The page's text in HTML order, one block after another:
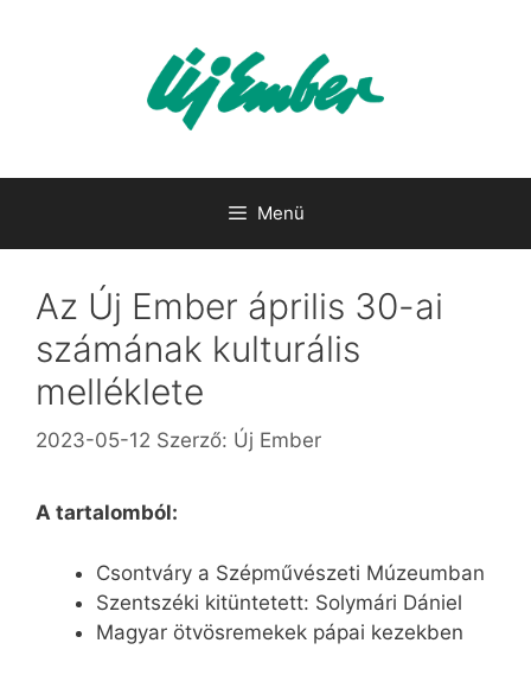
Menü
Az Új Ember április 30-ai
számának kulturális
melléklete
2023-05-12 Szerző: Új Ember
A tartalomból:
Csontváry a Szépművészeti Múzeumban
Szentszéki kitüntetett: Solymári Dániel
Magyar ötvösremekek pápai kezekben